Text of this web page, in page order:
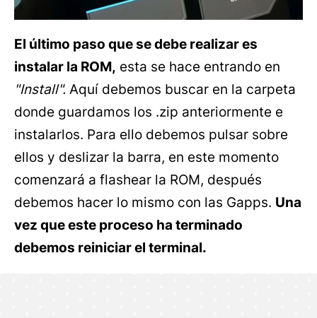
El último paso que se debe realizar es
instalar la ROM, esta se hace entrando en
"Install". Aquí debemos buscar en la carpeta
donde guardamos los .zip anteriormente e
instalarlos. Para ello debemos pulsar sobre
ellos y deslizar la barra, en este momento
comenzará a flashear la ROM, después
debemos hacer lo mismo con las Gapps. Una
vez que este proceso ha terminado
debemos reiniciar el terminal.